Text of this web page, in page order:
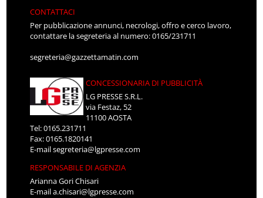
CONTATTACI
Per pubblicazione annunci, necrologi, offro e cerco lavoro,
contattare la segreteria al numero: 0165/231711
segreteria@gazzettamatin.com
CONCESSIONARIA DI PUBBLICITÀ
LG PRESSE S.R.L.
via Festaz, 52
11100 AOSTA
Tel: 0165.231711
Fax: 0165.1820141
E-mailsegreteria@lgpresse.com
RESPONSABILE DI AGENZIA
Arianna Gori Chisari
E-maila.chisari@lgpresse.com